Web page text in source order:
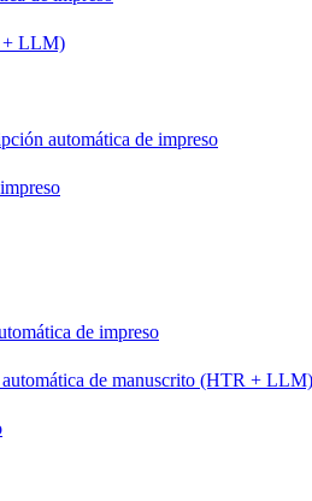
+ LLM)
automática de impreso
de impreso
de manuscrito (HTR + LLM)